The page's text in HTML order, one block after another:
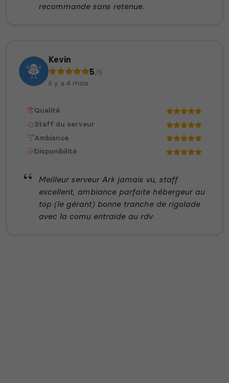
recommande sans retenue.
Kevin
5/5
il y a 4 mois
Qualité
Staff du serveur
Ambiance
Disponibilité
Meilleur serveur Ark jamais vu, staff
excellent, ambiance parfaite hébergeur au
top (le gérant) bonne tranche de rigolade
avec la comu entraide au rdv